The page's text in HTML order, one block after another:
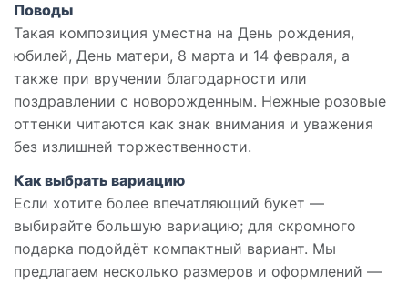
Поводы
Такая композиция уместна на День рождения,
юбилей, День матери, 8 марта и 14 февраля, а
также при вручении благодарности или
поздравлении с новорожденным. Нежные розовые
оттенки читаются как знак внимания и уважения
без излишней торжественности.
Как выбрать вариацию
Если хотите более впечатляющий букет —
выбирайте большую вариацию; для скромного
подарка подойдёт компактный вариант. Мы
предлагаем несколько размеров и оформлений —